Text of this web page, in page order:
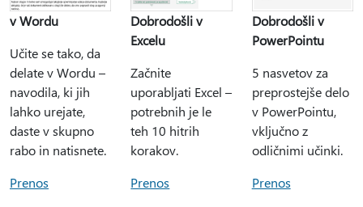
v Wordu
Učite se tako, da
delate v Wordu –
navodila, ki jih
lahko urejate,
daste v skupno
rabo in natisnete.
Prenos
Dobrodošli v
Excelu
Začnite
uporabljati Excel –
potrebnih je le
teh 10 hitrih
korakov.
Prenos
Dobrodošli v
PowerPointu
5 nasvetov za
preprostejše delo
v PowerPointu,
vključno z
odličnimi učinki.
Prenos